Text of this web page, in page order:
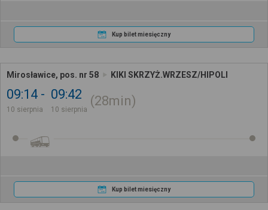
Kup bilet miesięczny
Mirosławice, pos. nr 58 KIKI SKRZYŻ.WRZESZ/HIPOLI
09:14
10 sierpnia
09:42
10 sierpnia
28min
Kup bilet miesięczny